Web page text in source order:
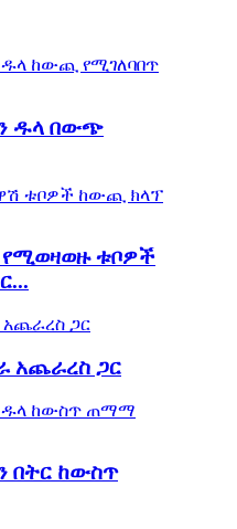
ዱላ በውጭ
የሚወዛወዙ ቱቦዎች
አጨራረስ ጋር
በትር ከውስጥ